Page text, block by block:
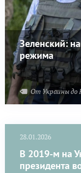
Зеленский:
режима
От Украины до
28.01.2026
В 2019-м на
президента